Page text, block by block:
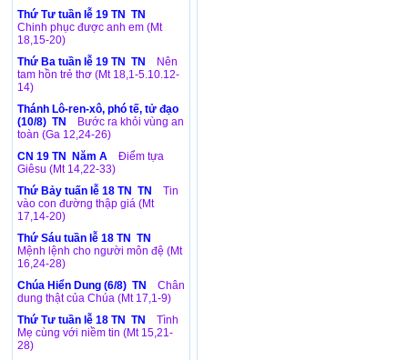
Thứ Tư tuần lễ 19 TN TN
Chinh phục được anh em (Mt
18,15-20)
Thứ Ba tuần lễ 19 TN TN
Nên
tam hồn trẻ thơ (Mt 18,1-5.10.12-
14)
Thánh Lô-ren-xô, phó tế, tử đạo
(10/8) TN
Bước ra khỏi vùng an
toàn (Ga 12,24-26)
CN 19 TN Năm A
Điểm tựa
Giêsu (Mt 14,22-33)
Thứ Bảy tuấn lễ 18 TN TN
Tin
vào con đường thập giá (Mt
17,14-20)
Thứ Sáu tuần lễ 18 TN TN
Mệnh lệnh cho người môn đệ (Mt
16,24-28)
Chúa Hiển Dung (6/8) TN
Chân
dung thật của Chúa (Mt 17,1-9)
Thứ Tư tuần lễ 18 TN TN
Tình
Mẹ cùng với niềm tin (Mt 15,21-
28)